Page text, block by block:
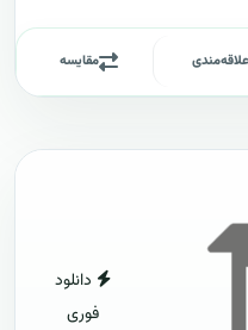
علاقه‌مندی مقایسه
دانلود
فوری